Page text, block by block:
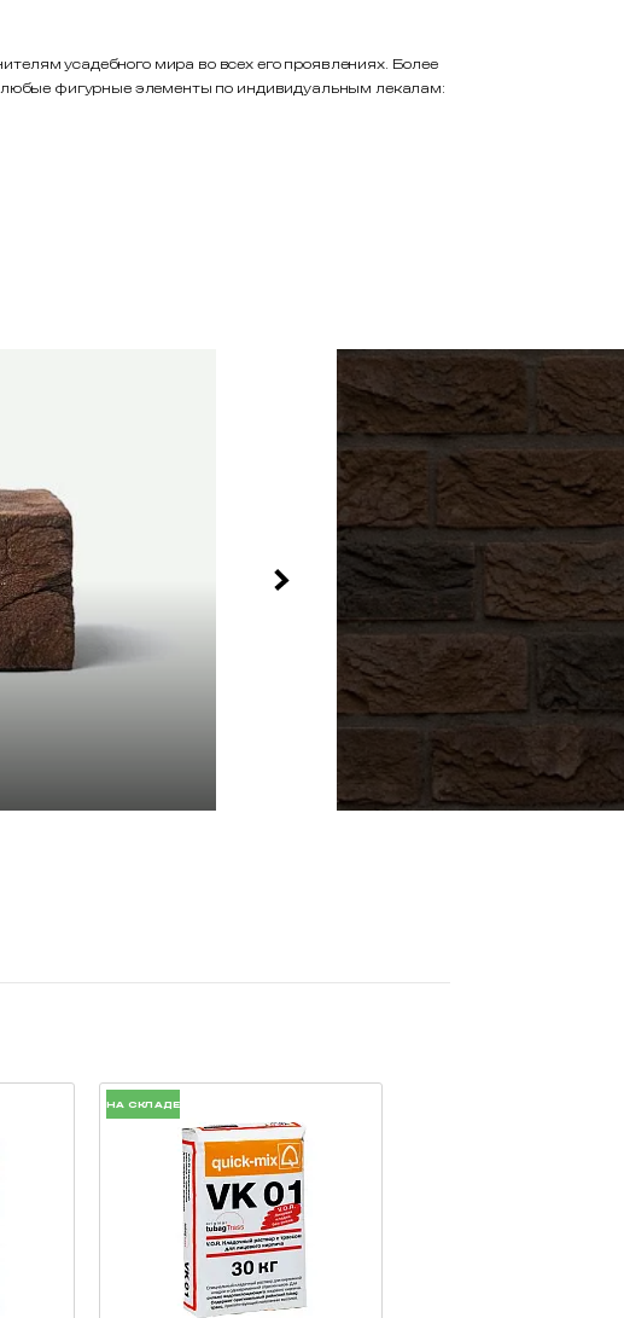
усадебного мира во всех его проявлениях. Более
любые фигурные элементы по индивидуальным лекалам:
потертостей).
НА СКЛАДЕ